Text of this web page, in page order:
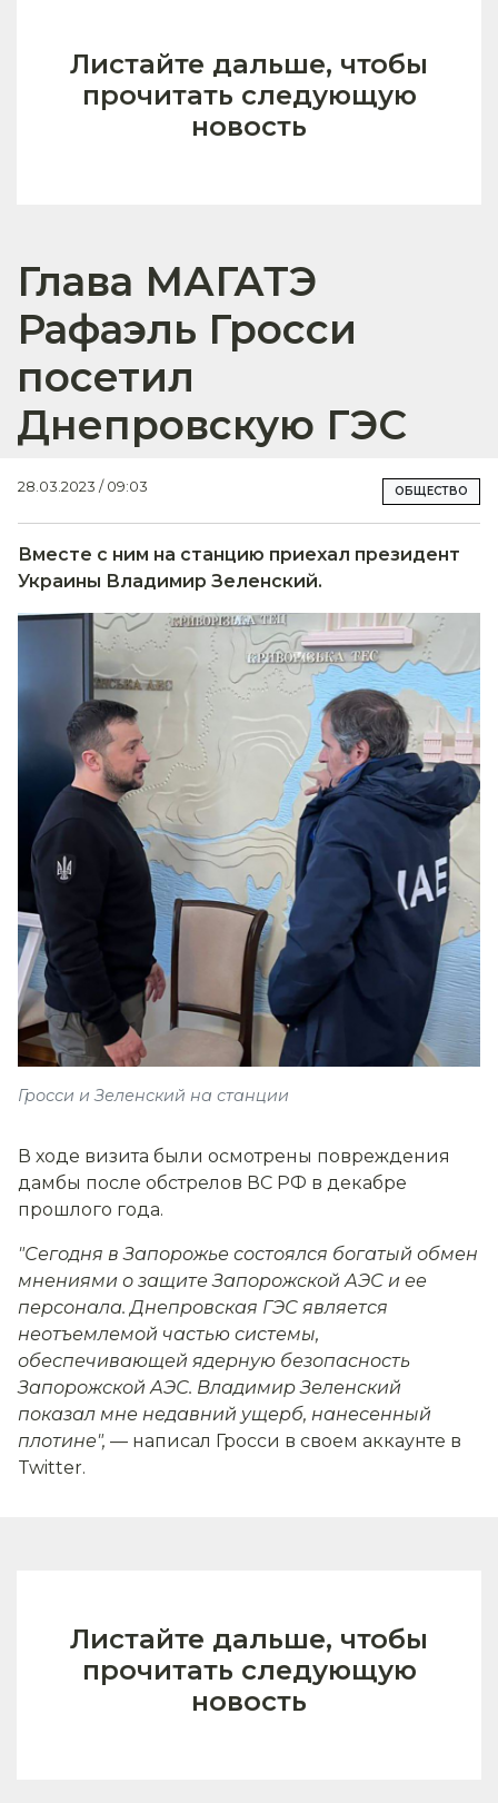
Листайте дальше, чтобы
прочитать следующую
новость
Глава МАГАТЭ
Рафаэль Гросси
посетил
Днепровскую ГЭС
28.03.2023 / 09:03 ОБЩЕСТВО
Вместе с ним на станцию приехал президент
Украины Владимир Зеленский.
Гросси и Зеленский на станции
В ходе визита были осмотрены повреждения
дамбы после обстрелов ВС РФ в декабре
прошлого года.
"Сегодня в Запорожье состоялся богатый обмен
мнениями о защите Запорожской АЭС и ее
персонала. Днепровская ГЭС является
неотъемлемой частью системы,
обеспечивающей ядерную безопасность
Запорожской АЭС. Владимир Зеленский
показал мне недавний ущерб, нанесенный
плотине", — написал Гросси в своем аккаунте в
Twitter.
Листайте дальше, чтобы
прочитать следующую
новость